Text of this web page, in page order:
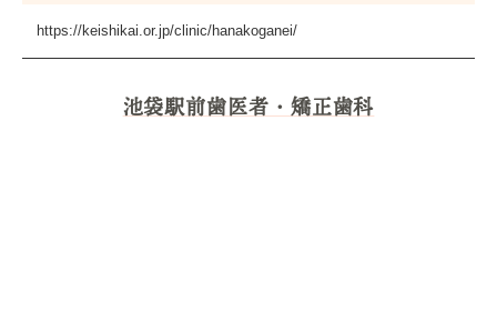
https://keishikai.or.jp/clinic/hanakoganei/
池袋駅前歯医者・矯正歯科